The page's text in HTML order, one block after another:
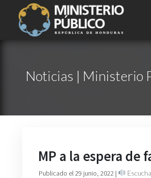
Noticias | Ministerio
MP a la espera
Publicado el 29 junio, 2022 |